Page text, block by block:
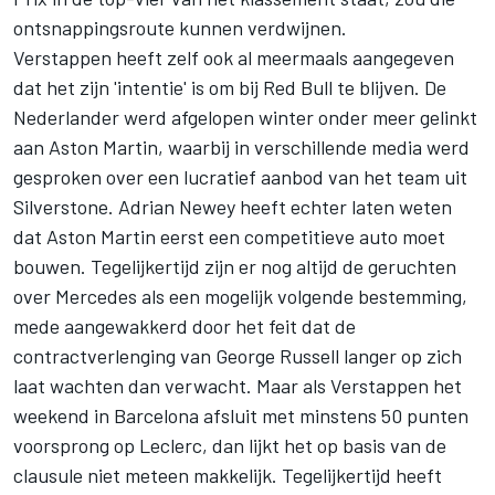
ontsnappingsroute kunnen verdwijnen.
Verstappen heeft zelf ook al meermaals aangegeven
dat het zijn 'intentie' is om bij Red Bull te blijven. De
Nederlander werd afgelopen winter onder meer gelinkt
aan Aston Martin, waarbij in verschillende media werd
gesproken over een lucratief aanbod van het team uit
Silverstone. Adrian Newey heeft echter laten weten
dat Aston Martin eerst een competitieve auto moet
bouwen. Tegelijkertijd zijn er nog altijd de geruchten
over Mercedes als een mogelijk volgende bestemming,
mede aangewakkerd door het feit dat de
contractverlenging van George Russell langer op zich
laat wachten dan verwacht. Maar als Verstappen het
weekend in Barcelona afsluit met minstens 50 punten
voorsprong op Leclerc, dan lijkt het op basis van de
clausule niet meteen makkelijk. Tegelijkertijd heeft